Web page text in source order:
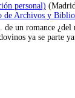
personal)
de Archivos y
un romance
ya se parte